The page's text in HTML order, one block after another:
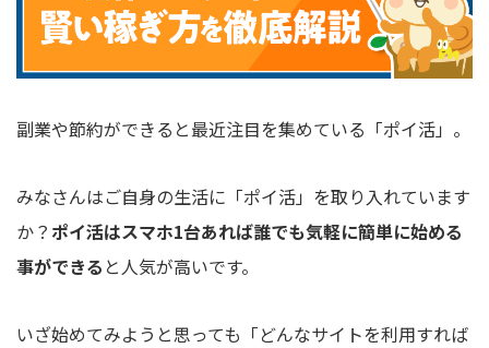
副業や節約ができると最近注目を集めている「ポイ活」。
みなさんはご自身の生活に「ポイ活」を取り入れています
か？ ポイ活はスマホ1台あれば誰でも気軽に簡単に始める
事ができる と人気が高いです。
いざ始めてみようと思っても「どんなサイトを利用すれば